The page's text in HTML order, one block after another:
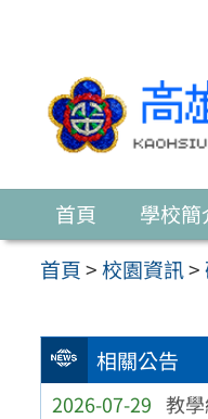
首頁 學校簡
首頁>校園資訊>
相關公告
2026-07-29 教